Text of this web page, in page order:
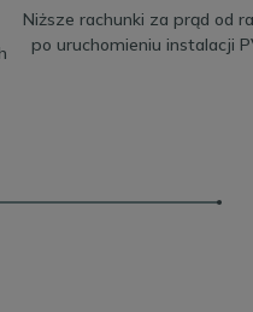
Niższe rachunki za prąd od
po uruchomieniu instalacji